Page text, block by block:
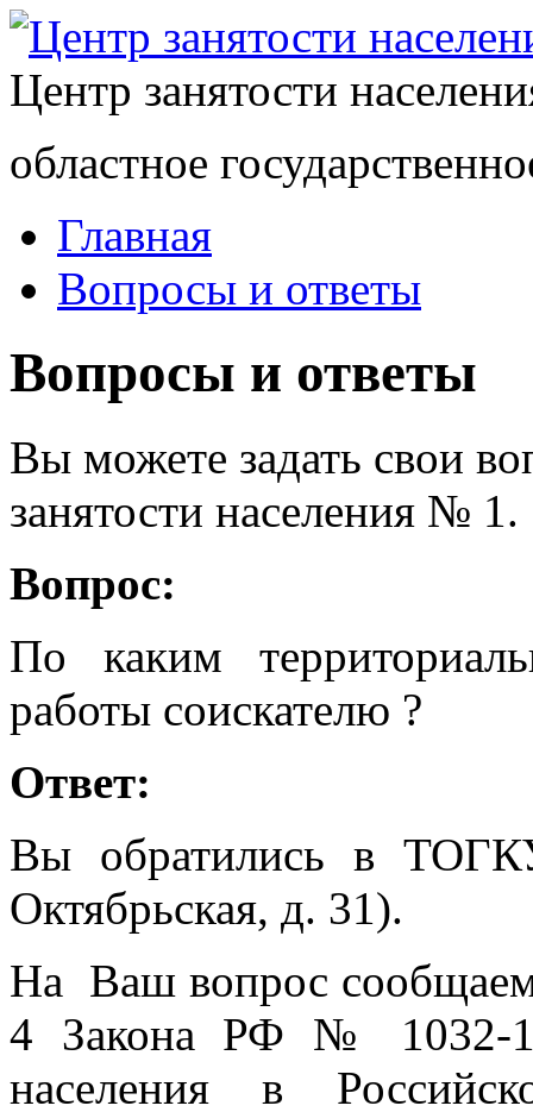
Центр занятости
областное
Главная
Вопросы и ответы
Вопросы и ответы
Вы можете задать свои
занятости населения № 1.
Вопрос:
По каким
работы соискателю ?
Ответ:
Вы обратились в
Октябрьская, д. 31).
На Ваш вопрос сообщаем,
4 Закона РФ № 1032-1
населения в